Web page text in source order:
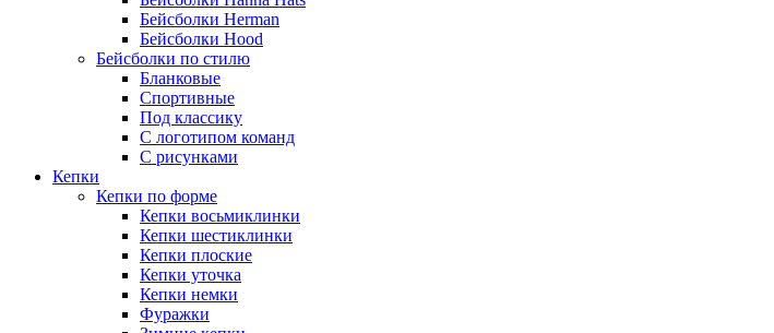
Бейсболки Herman
Бейсболки Hood
Бейсболки по стилю
Бланковые
Спортивные
Под классику
С логотипом команд
С рисунками
Кепки
Кепки по форме
Кепки восьмиклинки
Кепки шестиклинки
Кепки плоские
Кепки уточка
Кепки немки
Фуражки